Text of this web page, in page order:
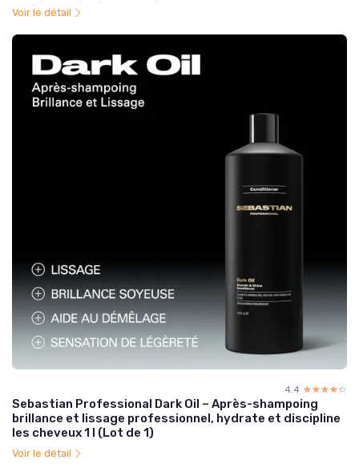
Voir le détail
4.4 ☆☆☆☆☆
★★★★★
Sebastian Professional Dark Oil – Après-shampoing
brillance et lissage professionnel, hydrate et discipline
les cheveux 1 l (Lot de 1)
Voir le détail